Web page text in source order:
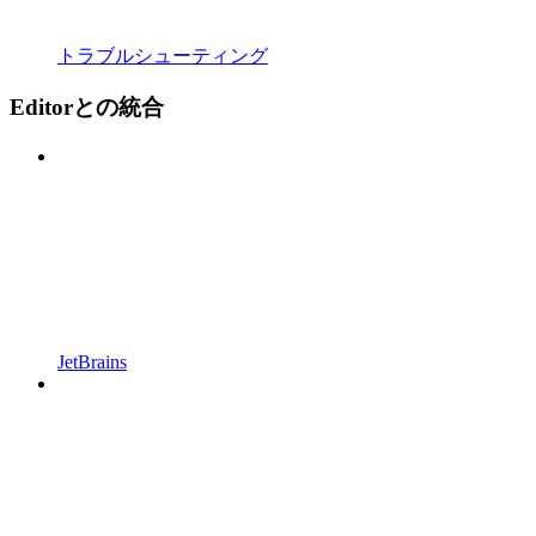
トラブルシューティング
Editorとの統合
JetBrains